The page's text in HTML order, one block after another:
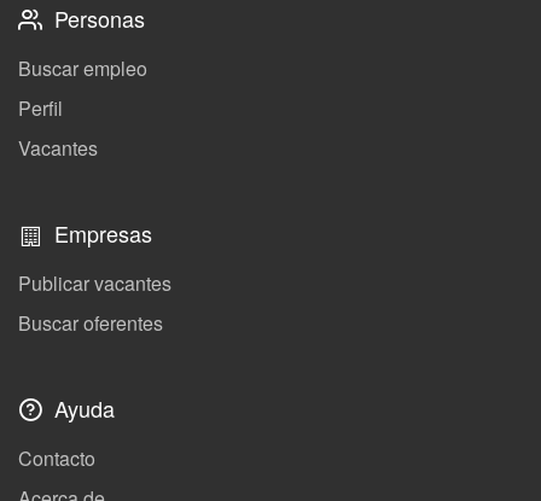
Personas
Buscar empleo
Perfil
Vacantes
Empresas
Publicar vacantes
Buscar oferentes
Ayuda
Contacto